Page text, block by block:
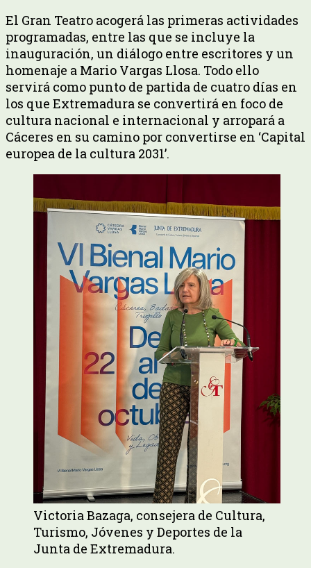
El Gran Teatro acogerá las primeras actividades
programadas, entre las que se incluye la
inauguración, un diálogo entre escritores y un
homenaje a Mario Vargas Llosa. Todo ello
servirá como punto de partida de cuatro días en
los que Extremadura se convertirá en foco de
cultura nacional e internacional y arropará a
Cáceres en su camino por convertirse en ‘Capital
europea de la cultura 2031’.
Victoria Bazaga, consejera de Cultura,
Turismo, Jóvenes y Deportes de la
Junta de Extremadura.